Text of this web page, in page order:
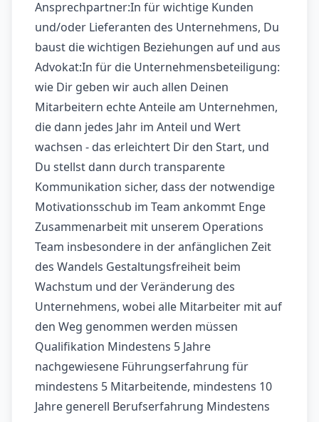
Ansprechpartner:In für wichtige Kunden
und/oder Lieferanten des Unternehmens, Du
baust die wichtigen Beziehungen auf und aus
Advokat:In für die Unternehmensbeteiligung:
wie Dir geben wir auch allen Deinen
Mitarbeitern echte Anteile am Unternehmen,
die dann jedes Jahr im Anteil und Wert
wachsen - das erleichtert Dir den Start, und
Du stellst dann durch transparente
Kommunikation sicher, dass der notwendige
Motivationsschub im Team ankommt Enge
Zusammenarbeit mit unserem Operations
Team insbesondere in der anfänglichen Zeit
des Wandels Gestaltungsfreiheit beim
Wachstum und der Veränderung des
Unternehmens, wobei alle Mitarbeiter mit auf
den Weg genommen werden müssen
Qualifikation Mindestens 5 Jahre
nachgewiesene Führungserfahrung für
mindestens 5 Mitarbeitende, mindestens 10
Jahre generell Berufserfahrung Mindestens